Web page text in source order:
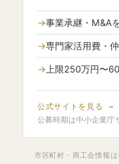
事業承継・M&A
専門家活用費・
上限250万円〜
公式サイトを見る →
公募時期は中小企業庁
市区町村・商工会情報